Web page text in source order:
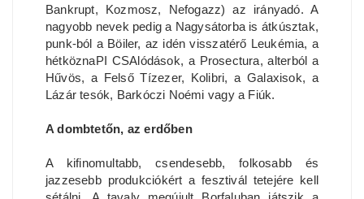
Bankrupt, Kozmosz, Nefogazz) az irányadó. A
nagyobb nevek pedig a Nagysátorba is átkúsztak,
punk-ból a Böiler, az idén visszatérő Leukémia, a
hétköznaPI CSAlódások, a Prosectura, alterból a
Hűvös, a Felső Tízezer, Kolibri, a Galaxisok, a
Lázár tesók, Barkóczi Noémi vagy a Fiúk.
A dombtetőn, az erdőben
A kifinomultabb, csendesebb, folkosabb és
jazzesebb produkciókért a fesztivál tetejére kell